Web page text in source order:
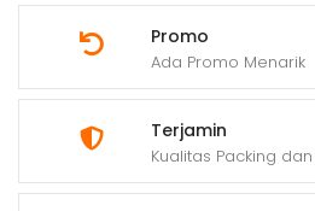
Promo
Ada Promo Menarik
Terjamin
Kualitas Packing